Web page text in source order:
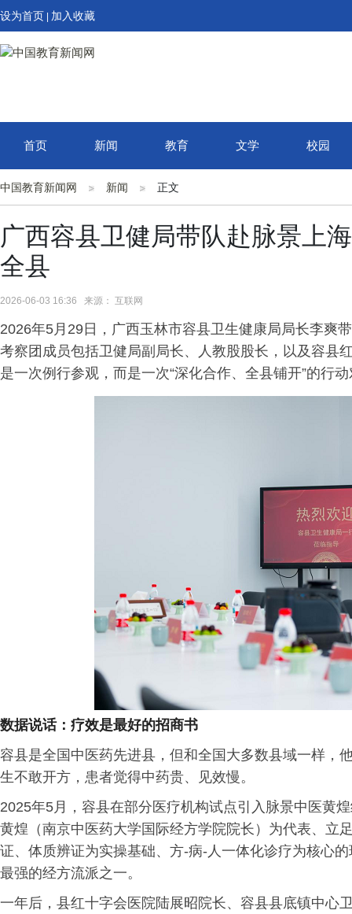
设为首页 加入收藏
首页 新闻 教育 文学 校园
中国教育新闻网 新闻 正文
广西容县卫健局带队赴脉景上
全县
2026-06-03 16:36 来源： 互联网
2026年5月29日，广西玉林市容县卫生健康局局长李爽
考察团成员包括卫健局副局长、人教股股长，以及容县
是一次例行参观，而是一次“深化合作、全县铺开”的行
数据说话：疗效是最好的招商书
容县是全国中医药先进县，但和全国大多数县域一样，
生不敢开方，患者觉得中药贵、见效慢。
2025年5月，容县在部分医疗机构试点引入脉景中医黄
黄煌（南京中医药大学国际经方学院院长）为代表、立
证、体质辨证为实操基础、方-病-人一体化诊疗为核心
最强的经方流派之一。
一年后，县红十字会医院陆展昭院长、容县县底镇中心